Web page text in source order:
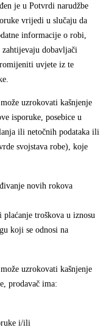
je u Potvrdi narudžbe
vrijedi u slučaju da
informacije o robi,
dobavljači
uvjete iz te
uzrokovati kašnjenje
isporuke, posebice u
ili netočnih podataka ili
svojstava robe), koje
novih rokova
troškova u iznosu
koji se odnosi na
uzrokovati kašnjenje
prodavač ima:
i/ili